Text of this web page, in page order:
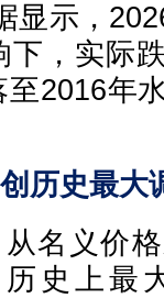
显示，
下，实
2016年
历史最大
从名义价
历史上最